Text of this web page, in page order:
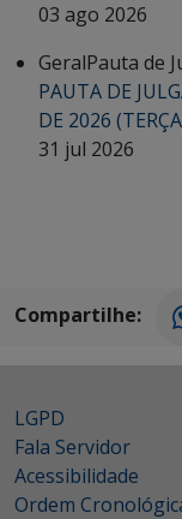
03 ago 2026
GeralPauta de
PAUTA DE
DE 2026
31 jul 2026
Compartilhe:
LGPD
Fala Servidor
Acessibilidade
Ordem